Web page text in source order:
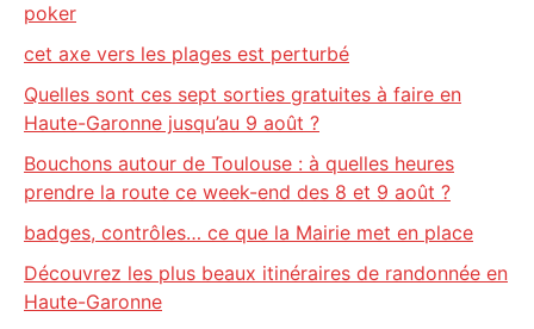
poker
cet axe vers les plages est perturbé
Quelles sont ces sept sorties gratuites à faire en
Haute-Garonne jusqu’au 9 août ?
Bouchons autour de Toulouse : à quelles heures
prendre la route ce week-end des 8 et 9 août ?
badges, contrôles… ce que la Mairie met en place
Découvrez les plus beaux itinéraires de randonnée en
Haute-Garonne